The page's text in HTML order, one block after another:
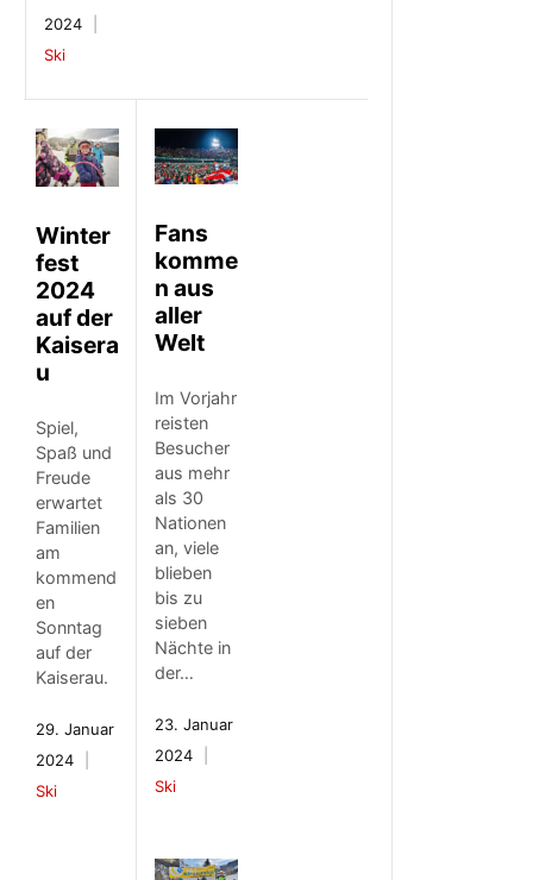
2024
Ski
Winter
fest
2024
auf der
Kaisera
u
Spiel,
Spaß und
Freude
erwartet
Familien
am
kommend
en
Sonntag
auf der
Kaiserau.
29. Januar
2024
Ski
Fans
komme
n aus
aller
Welt
Im Vorjahr
reisten
Besucher
aus mehr
als 30
Nationen
an, viele
blieben
bis zu
sieben
Nächte in
der…
23. Januar
2024
Ski